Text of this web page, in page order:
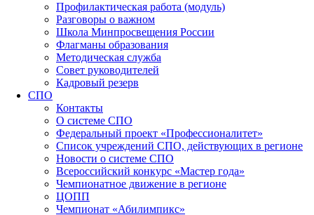
Профилактическая работа (модуль)
Разговоры о важном
Школа Минпросвещения России
Флагманы образования
Методическая служба
Совет руководителей
Кадровый резерв
СПО
Контакты
О системе СПО
Федеральный проект «Профессионалитет»
Список учреждений СПО, действующих в регионе
Новости о системе СПО
Всероссийский конкурс «Мастер года»
Чемпионатное движение в регионе
ЦОПП
Чемпионат «Абилимпикс»